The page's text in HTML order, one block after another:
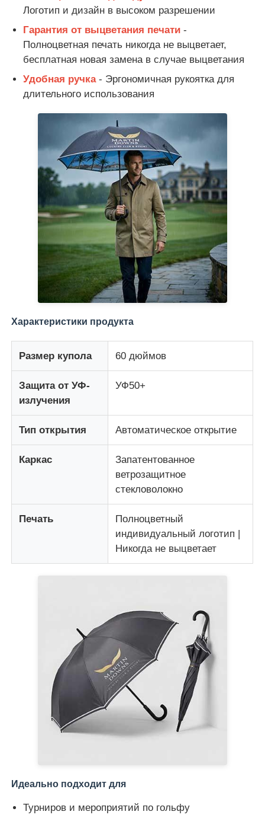
Ультрафиолетоустойчивые зонты
Детские зонтики
Креативные Зонты
Логотип и дизайн в высоком разрешении
Гарантия от выцветания печати -
Полноцветная печать никогда не выцветает,
бесплатная новая замена в случае выцветания
Удобная ручка- Эргономичная рукоятка для
длительного использования
Характеристики продукта
Размер купола 60 дюймов
Защита от УФ-
излучения
УФ50+
Тип открытия Автоматическое открытие
Каркас
Запатентованное
ветрозащитное
стекловолокно
Печать
Полноцветный
индивидуальный логотип |
Никогда не выцветает
Идеально подходит для
Турниров и мероприятий по гольфу